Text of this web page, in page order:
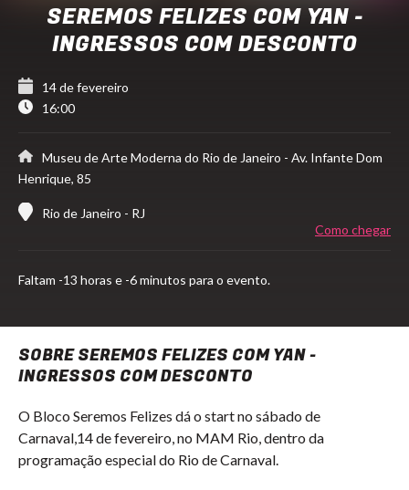
SEREMOS FELIZES COM YAN -
INGRESSOS COM DESCONTO
14 de fevereiro
16:00
Museu de Arte Moderna do Rio de Janeiro - Av. Infante Dom
Henrique, 85
Rio de Janeiro - RJ
Como chegar
Faltam -13 horas e -6 minutos para o evento.
SOBRE SEREMOS FELIZES COM YAN -
INGRESSOS COM DESCONTO
O Bloco Seremos Felizes dá o start no sábado de
Carnaval,14 de fevereiro, no MAM Rio, dentro da
programação especial do Rio de Carnaval.